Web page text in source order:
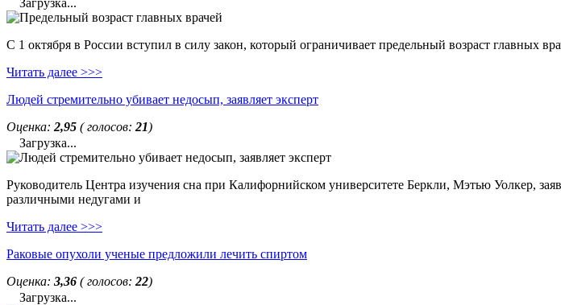
Загрузка...
С 1 октября в России вступил в силу закон, который ограничивает предельный возраст главных
Читать далее >>>
Людей стремительно убивает недосып, заявляет эксперт
Оценка: 2,95 ( голосов: 21)
Загрузка...
Руководитель Центра изучения сна при Калифорнийском университете Беркли, Мэтью Уолкер,
различными недугами и
Читать далее >>>
Раковые опухоли ученые предложили лечить спиртом
Оценка: 3,36 ( голосов: 22)
Загрузка...